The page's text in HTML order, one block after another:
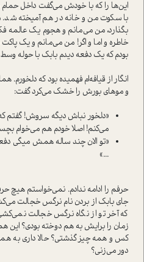
این‌ها را که با خودش می‌گفت داخل
با سکوت من و خانه در هم آمیخته شد.
بگذارد، من می‌مانم و هجوم یک عالمه
خاطره و اما و اگر! من می‌مانم و یک
بودم که یک دفعه دیدم بابک با حوله وسط
انگار از قیافه‌ام فهمیده بود که
و موهای بورش را خشک می‌کرد گفت:
«دلخور نباش دیگه سروش! گفتم
می‌کنم! اصلا خودم هم می‌خوام
«تو الان چند ساله همش میگی
...»
حرفم را ادامه ندادم. نمی‌خواستم هیچ
جای بابک از بردن نام نرگس خجالت
که آخر تو از نگاه نرگس خجالت
زمان را برایش به هم دوخته بودی؟ این
کس و همه چیز گذشتی؟ حالا داری به
دور می‌زنی؟